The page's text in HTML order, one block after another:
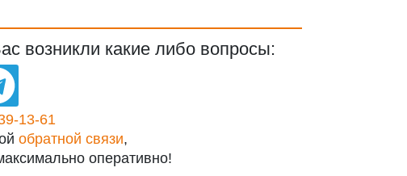
возникли какие либо вопросы:
13-61
обратной связи,
оперативно!